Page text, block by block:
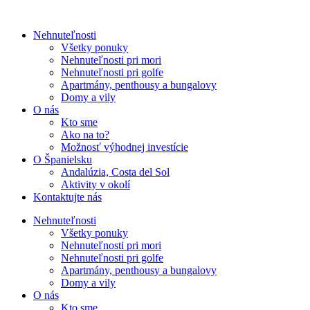
Nehnuteľnosti
Všetky ponuky
Nehnuteľnosti pri mori
Nehnuteľnosti pri golfe
Apartmány, penthousy a bungalovy
Domy a vily
O nás
Kto sme
Ako na to?
Možnosť výhodnej investície
O Španielsku
Andalúzia, Costa del Sol
Aktivity v okolí
Kontaktujte nás
Nehnuteľnosti
Všetky ponuky
Nehnuteľnosti pri mori
Nehnuteľnosti pri golfe
Apartmány, penthousy a bungalovy
Domy a vily
O nás
Kto sme